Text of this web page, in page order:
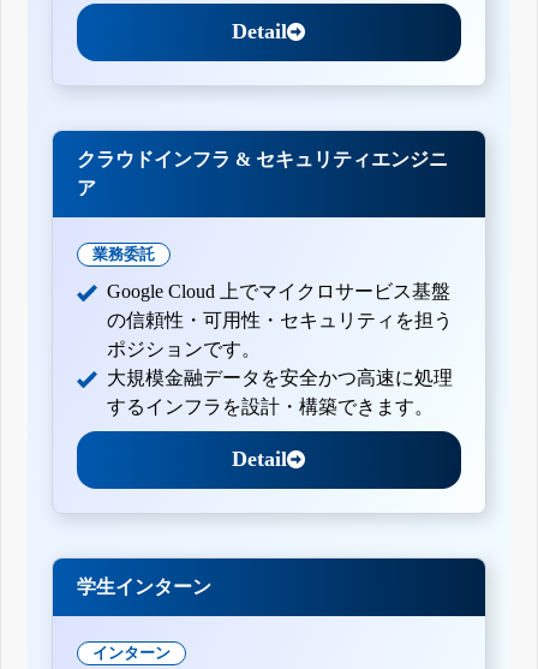
Detail
クラウドインフラ & セキュリティエンジニ
ア
業務委託
Google Cloud 上でマイクロサービス基盤
の信頼性・可用性・セキュリティを担う
ポジションです。
大規模金融データを安全かつ高速に処理
するインフラを設計・構築できます。
Detail
学生インターン
インターン